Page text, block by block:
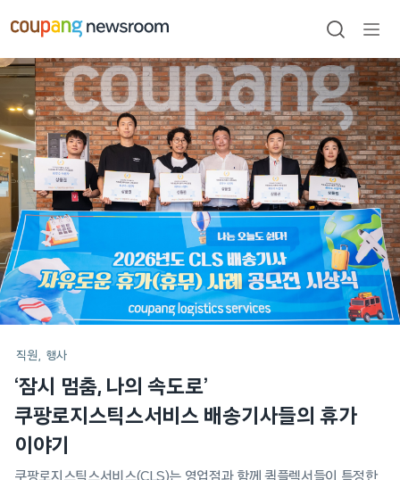
건너뛰기
검색
열기
메인
포스트
직원 행사
‘잠시 멈춤, 나의 속도로’
쿠팡로지스틱스서비스 배송기사들의 휴가
이야기
쿠팡로지스틱스서비스(CLS)는 영업점과 함께 퀵플렉서들이 특정한